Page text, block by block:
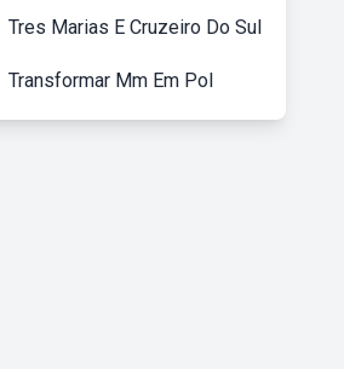
Tres Marias E Cruzeiro Do Sul
Transformar Mm Em Pol